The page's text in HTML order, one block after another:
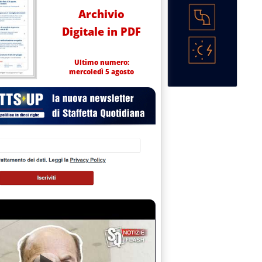
Archivio
Digitale in PDF
Ultimo numero:
mercoledì 5 agosto